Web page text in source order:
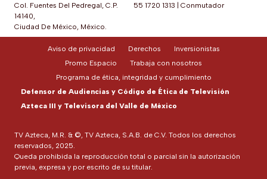
Col. Fuentes Del Pedregal, C.P.
14140,
Ciudad De México, México.
55 1720 1313 | Conmutador
TV Azteca, M.R. & ©, TV Azteca, S.A.B. de C.V. Todos los derechos
reservados, 2025.
Queda prohibida la reproducción total o parcial sin la autorización
previa, expresa y por escrito de su titular.
Aviso de privacidad Derechos
Inversionistas
Promo Espacio
Trabaja con nosotros
Programa de ética, integridad y cumplimiento
Defensor de Audiencias y Código de Ética de Televisión
Azteca III y Televisora del Valle de México